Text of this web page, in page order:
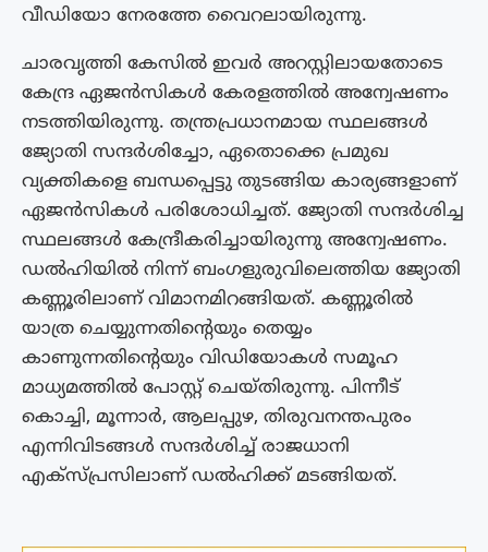
വീഡിയോ നേരത്തേ വൈറലായിരുന്നു.
ചാരവൃത്തി കേസിൽ ഇവർ അറസ്റ്റിലായതോടെ
കേന്ദ്ര ഏജൻസികൾ കേരളത്തിൽ അന്വേഷണം
നടത്തിയിരുന്നു. തന്ത്രപ്രധാനമായ സ്ഥലങ്ങൾ
ജ്യോതി സന്ദർശിച്ചോ, ഏതൊക്കെ പ്രമുഖ
വ്യക്തികളെ ബന്ധപ്പെട്ടു തുടങ്ങിയ കാര്യങ്ങളാണ്
ഏജൻസികൾ പരിശോധിച്ചത്. ജ്യോതി സന്ദർശിച്ച
സ്ഥലങ്ങൾ കേന്ദ്രീകരിച്ചായിരുന്നു അന്വേഷണം.
ഡൽഹിയിൽ നിന്ന് ബംഗളുരുവിലെത്തിയ ജ്യോതി
കണ്ണൂരിലാണ് വിമാനമിറങ്ങിയത്. കണ്ണൂരിൽ
യാത്ര ചെയ്യുന്നതിൻ്റെയും തെയ്യം
കാണുന്നതിൻ്റെയും വിഡിയോകൾ സമൂഹ
മാധ്യമത്തിൽ പോസ്റ്റ് ചെയ്‌തിരുന്നു. പിന്നീട്
കൊച്ചി, മൂന്നാർ, ആലപ്പുഴ, തിരുവനന്തപുരം
എന്നിവിടങ്ങൾ സന്ദർശിച്ച് രാജധാനി
എക്‌സ്പ്രസിലാണ് ഡൽഹിക്ക് മടങ്ങിയത്.